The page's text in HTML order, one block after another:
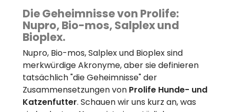
Die Geheimnisse von Prolife:
Nupro, Bio-mos, Salplex und
Bioplex.
Nupro, Bio-mos, Salplex und Bioplex sind
merkwürdige Akronyme, aber sie definieren
tatsächlich "die Geheimnisse" der
Zusammensetzungen von Prolife Hunde- und
Katzenfutter. Schauen wir uns kurz an, was